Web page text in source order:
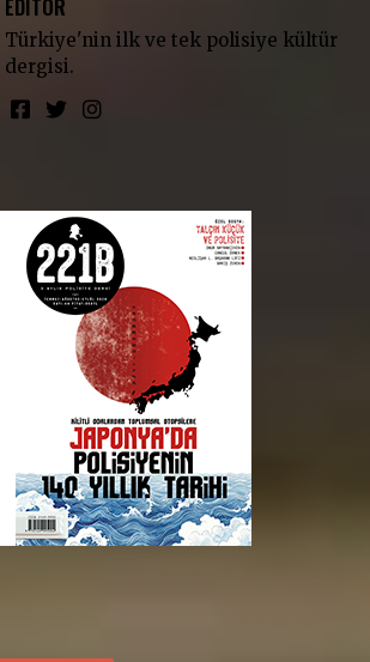
EDITOR
Türkiye'nin ilk ve tek polisiye kültür
dergisi.